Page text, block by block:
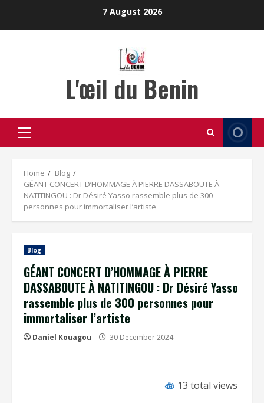
7 August 2026
L'œil du Benin
Primary
Menu
Home
Blog
GÉANT CONCERT D’HOMMAGE À PIERRE DASSABOUTE À
NATITINGOU : Dr Désiré Yasso rassemble plus de 300
personnes pour immortaliser l’artiste
Blog
GÉANT CONCERT D’HOMMAGE À PIERRE
DASSABOUTE À NATITINGOU : Dr Désiré Yasso
rassemble plus de 300 personnes pour
immortaliser l’artiste
Daniel Kouagou 30 December 2024
13 total views